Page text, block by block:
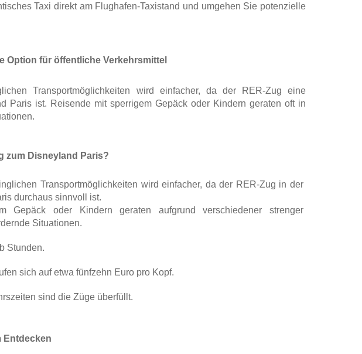
Taxi direkt am Flughafen-Taxistand und umgehen Sie potenzielle
Option für öffentliche Verkehrsmittel
Transportmöglichkeiten wird einfacher, da der RER-Zug eine
Paris ist. Reisende mit sperrigem Gepäck oder Kindern geraten oft in
zum Disneyland Paris?
Transportmöglichkeiten wird einfacher, da der RER-Zug in der
durchaus sinnvoll ist.
Gepäck oder Kindern geraten aufgrund verschiedener strenger
Situationen.
Stunden.
sich auf etwa fünfzehn Euro pro Kopf.
sind die Züge überfüllt.
Entdecken